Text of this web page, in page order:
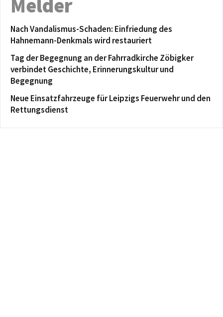
Melder
Nach Vandalismus-Schaden: Einfriedung des
Hahnemann-Denkmals wird restauriert
Tag der Begegnung an der Fahrradkirche Zöbigker
verbindet Geschichte, Erinnerungskultur und
Begegnung
Neue Einsatzfahrzeuge für Leipzigs Feuerwehr und den
Rettungsdienst